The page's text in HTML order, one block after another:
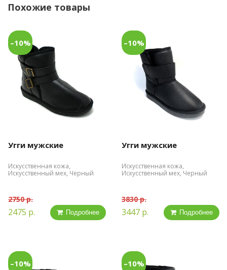
Похожие товары
–10%
Угги мужские
Искусственная кожа,
Искусственный мех, Черный
2750 р.
2475 р. Подробнее
–10%
Угги мужские
Искусственная кожа,
Искусственный мех, Черный
3830 р.
3447 р. Подробнее
–10% –10%